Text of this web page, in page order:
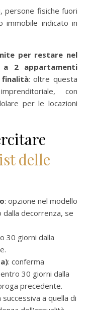
persone fisiche fuori
immobile indicato in
per restare nel
2 appartamenti
finalità: oltre questa
con
per le locazioni
delle
: opzione nel modello
dalla decorrenza, se
30 giorni dalla
: conferma
30 giorni dalla
precedente.
a quella di